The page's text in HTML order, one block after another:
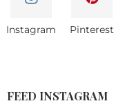
Instagram Pinterest
FEED INSTAGRAM